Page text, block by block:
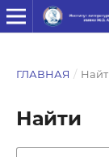
ГЛАВНАЯ /
Найти